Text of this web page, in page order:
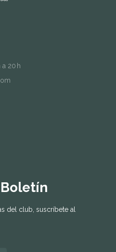
a 20 h
del club, suscríbete al